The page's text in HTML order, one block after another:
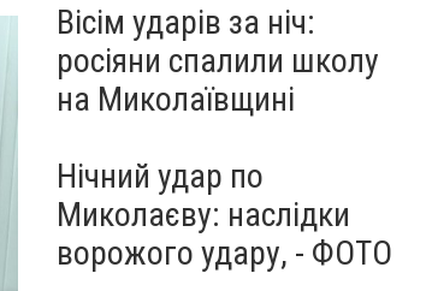
перезавантаження
ПАРТНЕРСЬКИЙ СПЕЦПРОЄКТ
Вісім ударів за ніч:
росіяни спалили школу
на Миколаївщині
Нічний удар по
Миколаєву: наслідки
ворожого удару, - ФОТО